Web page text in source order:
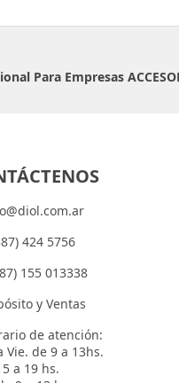
Para Empresas
424 5756
155 013338
y Ventas
de atención:
Vie. de 9 a 13hs.
a 19 hs.